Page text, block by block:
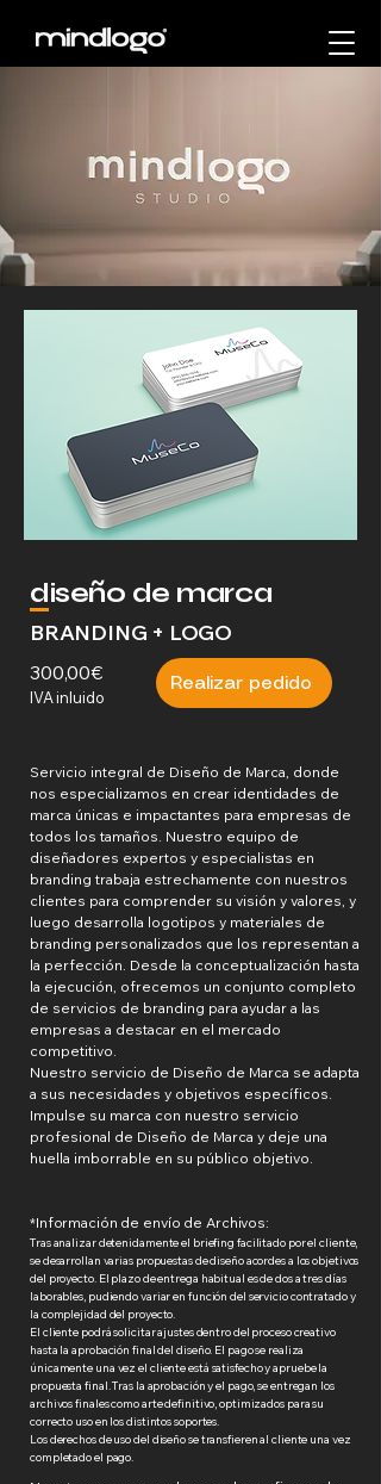
diseño de marca
BRANDING + LOGO
300,00€
IVA inluido
Realizar pedido
Servicio integral de Diseño de Marca, donde
nos especializamos en crear identidades de
marca únicas e impactantes para empresas de
todos los tamaños. Nuestro equipo de
diseñadores expertos y especialistas en
branding trabaja estrechamente con nuestros
clientes para comprender su visión y valores, y
luego desarrolla logotipos y materiales de
branding personalizados que los representan a
la perfección. Desde la conceptualización hasta
la ejecución, ofrecemos un conjunto completo
de servicios de branding para ayudar a las
empresas a destacar en el mercado
competitivo.
Nuestro servicio de Diseño de Marca se adapta
a sus necesidades y objetivos específicos.
Impulse su marca con nuestro servicio
profesional de Diseño de Marca y deje una
huella imborrable en su público objetivo.
*Información de envío de Archivos:
​Tras analizar detenidamente el briefing facilitado por el cliente,
se desarrollan varias propuestas de diseño acordes a los objetivos
del proyecto. El plazo de entrega habitual es de dos a tres días
laborables, pudiendo variar en función del servicio contratado y
la complejidad del proyecto.
El cliente podrá solicitar ajustes dentro del proceso creativo
hasta la aprobación final del diseño. El pago se realiza
únicamente una vez el cliente está satisfecho y apruebe la
propuesta final. Tras la aprobación y el pago, se entregan los
archivos finales como arte definitivo, optimizados para su
correcto uso en los distintos soportes.
Los derechos de uso del diseño se transfieren al cliente una vez
completado el pago.